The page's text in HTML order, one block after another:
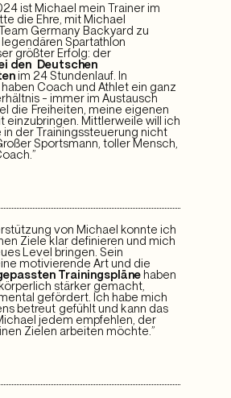
ist Michael mein Trainer im
die Ehre, mit Michael
Germany Backyard zu
legendären Spartathlon
größter Erfolg: der
den Deutschen
im 24 Stundenlauf. In
Coach und Athlet ein ganz
– immer im Austausch
die Freiheiten, meine eigenen
einzubringen. Mittlerweile will ich
in der Trainingssteuerung nicht
Sportsmann, toller Mensch,
von Michael konnte ich
Ziele klar definieren und mich
Level bringen. Sein
motivierende Art und die
Trainingsplänehaben
stärker gemacht,
gefördert. Ich habe mich
betreut gefühlt und kann das
jedem empfehlen, der
Zielen arbeiten möchte.”